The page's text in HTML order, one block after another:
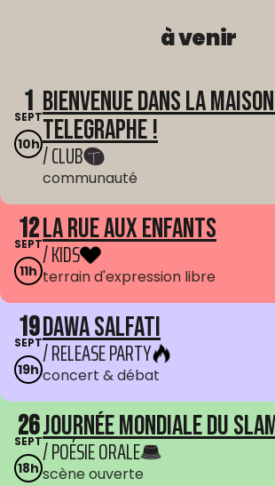
à venir
1
SEPT
10h
Bienvenue dans La
Telegraphe !
/ CLUB
communauté
12
SEPT
11h
La Rue aux enfants
/ KIDS
terrain d'expression libre
19
SEPT
19h
Dawa Salfati
/ RELEASE PARTY
concert & débat
26
SEPT
18h
Journée mondiale du
/ POÉSIE ORALE
scène ouverte